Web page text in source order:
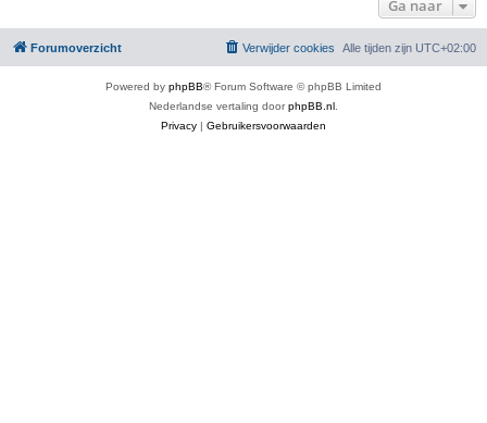
Ga naar
Forumoverzicht Alle tijden zijn UTC+02:00
Verwijder cookies
Powered by phpBB® Forum Software © phpBB Limited
Nederlandse vertaling doorphpBB.nl
Privacy | Gebruikersvoorwaarden